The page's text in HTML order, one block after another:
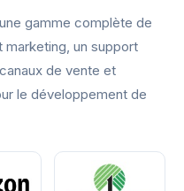
gamme complète de
un support
de vente et
le développement de